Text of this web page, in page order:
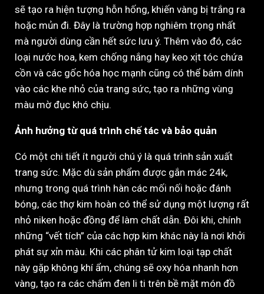
sẽ tạo ra hiện tượng hỗn hống, khiến vàng bị trắng ra
hoặc mủn đi. Đây là trường hợp nghiêm trọng nhất
mà người dùng cần hết sức lưu ý. Thêm vào đó, các
loại nước hoa, kem chống nắng hay keo xịt tóc chứa
cồn và các gốc hóa học mạnh cũng có thể bám dính
vào các khe nhỏ của trang sức, tạo ra những vùng
màu mờ đục khó chịu.
Ảnh hưởng từ quá trình chế tác và bảo quản
Có một chi tiết ít người chú ý là quá trình sản xuất
trang sức. Mặc dù sản phẩm được gắn mác 24k,
nhưng trong quá trình hàn các mối nối hoặc đánh
bóng, các thợ kim hoàn có thể sử dụng một lượng rất
nhỏ niken hoặc đồng để làm chất dẫn. Đôi khi, chính
những “vết tích” của các hợp kim khác này là nơi khởi
phát sự xỉn màu. Khi các phân tử kim loại tạp chất
này gặp không khí ẩm, chúng sẽ oxy hóa nhanh hơn
vàng, tạo ra các chấm đen li ti trên bề mặt món đồ